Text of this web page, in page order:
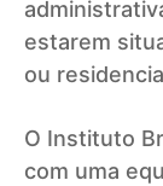
estarem
ou
O Instituto
com uma